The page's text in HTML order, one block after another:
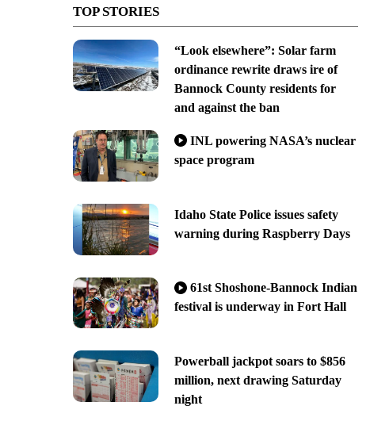
TOP STORIES
“Look elsewhere”: Solar farm
ordinance rewrite draws ire of
Bannock County residents for
and against the ban
INL powering NASA’s nuclear
space program
Idaho State Police issues safety
warning during Raspberry Days
61st Shoshone-Bannock Indian
festival is underway in Fort Hall
Powerball jackpot soars to $856
million, next drawing Saturday
night